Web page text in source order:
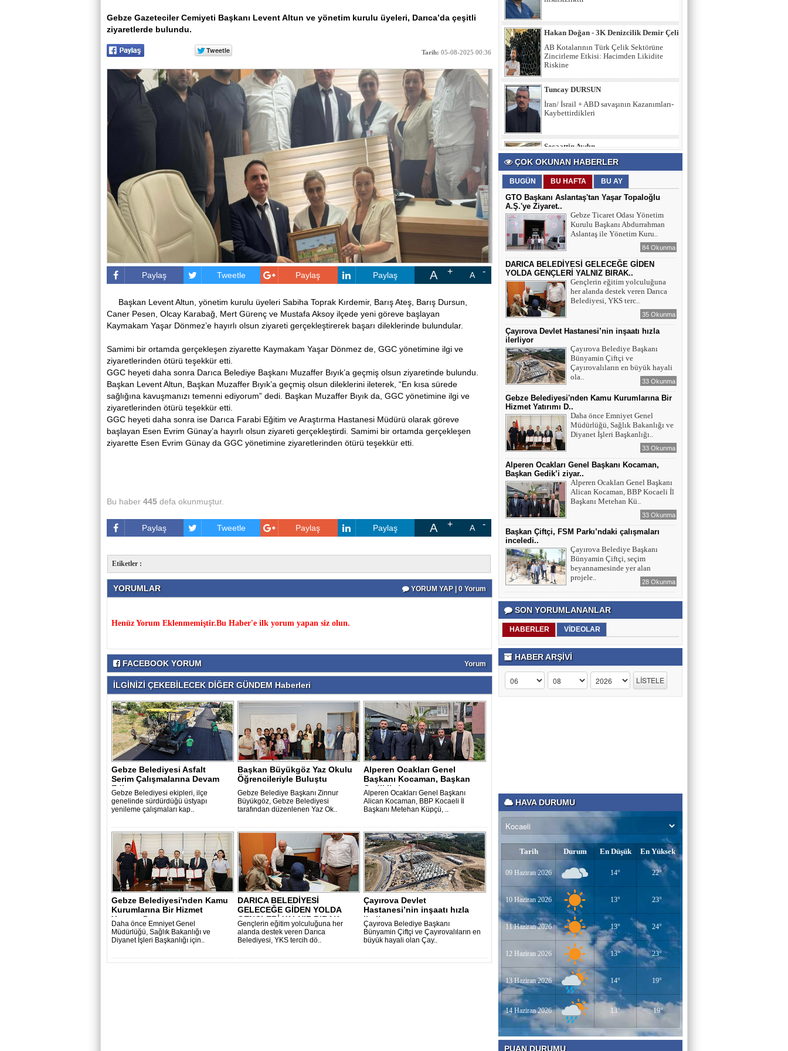
Gebze Gazeteciler Cemiyeti Başkanı Levent Altun ve yönetim kurulu üyeleri, Darıca’da çeşitli
ziyaretlerde bulundu.
Tarih: 05-08-2025 00:36
Paylaş Tweetle Paylaş Paylaş A A
Başkan Levent Altun, yönetim kurulu üyeleri Sabiha Toprak Kırdemir, Barış Ateş, Barış Dursun,
Caner Pesen, Olcay Karabağ, Mert Gürenç ve Mustafa Aksoy ilçede yeni göreve başlayan
Kaymakam Yaşar Dönmez’e hayırlı olsun ziyareti gerçekleştirerek başarı dileklerinde bulundular.
Samimi bir ortamda gerçekleşen ziyarette Kaymakam Yaşar Dönmez de, GGC yönetimine ilgi ve
ziyaretlerinden ötürü teşekkür etti.
GGC heyeti daha sonra Darıca Belediye Başkanı Muzaffer Bıyık’a geçmiş olsun ziyaretinde bulundu.
Başkan Levent Altun, Başkan Muzaffer Bıyık’a geçmiş olsun dileklerini ileterek, “En kısa sürede
sağlığına kavuşmanızı temenni ediyorum” dedi. Başkan Muzaffer Bıyık da, GGC yönetimine ilgi ve
ziyaretlerinden ötürü teşekkür etti.
GGC heyeti daha sonra ise Darıca Farabi Eğitim ve Araştırma Hastanesi Müdürü olarak göreve
başlayan Esen Evrim Günay’a hayırlı olsun ziyareti gerçekleştirdi. Samimi bir ortamda gerçekleşen
ziyarette Esen Evrim Günay da GGC yönetimine ziyaretlerinden ötürü teşekkür etti.
Bu haber 445 defa okunmuştur.
Paylaş Tweetle Paylaş Paylaş A A
Etiketler :
YORUMLAR YORUM YAP | 0 Yorum
Henüz Yorum Eklenmemiştir.Bu Haber'e ilk yorum yapan siz olun.
FACEBOOK YORUM Yorum
İLGİNİZİ ÇEKEBİLECEK DİĞER GÜNDEM Haberleri
Gebze Belediyesi Asfalt
Serim Çalışmalarına Devam
Ediyor
Gebze Belediyesi ekipleri, ilçe
genelinde sürdürdüğü üstyapı
yenileme çalışmaları kap..
Başkan Büyükgöz Yaz Okulu
Öğrencileriyle Buluştu
Gebze Belediye Başkanı Zinnur
Büyükgöz, Gebze Belediyesi
tarafından düzenlenen Yaz Ok..
Alperen Ocakları Genel
Başkanı Kocaman, Başkan
Gedik’i ziyar..
Alperen Ocakları Genel Başkanı
Alican Kocaman, BBP Kocaeli İl
Başkanı Metehan Küpçü, ..
Gebze Belediyesi'nden Kamu
Kurumlarına Bir Hizmet
Yatırımı D..
Daha önce Emniyet Genel
Müdürlüğü, Sağlık Bakanlığı ve
Diyanet İşleri Başkanlığı için..
DARICA BELEDİYESİ
GELECEĞE GİDEN YOLDA
GENÇLERİ YALNIZ BIRAK..
Gençlerin eğitim yolculuğuna her
alanda destek veren Darıca
Belediyesi, YKS tercih dö..
Çayırova Devlet
Hastanesi’nin inşaatı hızla
ilerliyor
Çayırova Belediye Başkanı
Bünyamin Çiftçi ve Çayırovalıların en
büyük hayali olan Çay..
Tuncay DURSUN
İran/ İsrail + ABD savaşının Kazanımları-
Kaybettirdikleri
Secaattin Aydın
Mahalle bakkalı…
Birlik, Karakter ve Emanet: Yarının
Türkiye’sini İnşa Etmek
İltifat NECEFLİ
Başkan Aslantaş’a "Hırsız" demek
insafsızlıktır
ÇOK OKUNAN HABERLER
BUGÜN BU HAFTA BU AY
GTO Başkanı Aslantaş'tan Yaşar Topaloğlu
A.Ş.'ye Ziyaret..
Gebze Ticaret Odası Yönetim
Kurulu Başkanı Abdurrahman
Aslantaş ile Yönetim Kuru..
84 Okunma
DARICA BELEDİYESİ GELECEĞE GİDEN
YOLDA GENÇLERİ YALNIZ BIRAK..
Gençlerin eğitim yolculuğuna
her alanda destek veren Darıca
Belediyesi, YKS terc..
35 Okunma
Çayırova Devlet Hastanesi’nin inşaatı hızla
ilerliyor
Çayırova Belediye Başkanı
Bünyamin Çiftçi ve
Çayırovalıların en büyük hayali
ola..
33 Okunma
Gebze Belediyesi'nden Kamu Kurumlarına Bir
Hizmet Yatırımı D..
Daha önce Emniyet Genel
Müdürlüğü, Sağlık Bakanlığı ve
Diyanet İşleri Başkanlığı..
33 Okunma
Alperen Ocakları Genel Başkanı Kocaman,
Başkan Gedik’i ziyar..
Alperen Ocakları Genel Başkanı
Alican Kocaman, BBP Kocaeli İl
Başkanı Metehan Kü..
33 Okunma
Başkan Çiftçi, FSM Parkı’ndaki çalışmaları
inceledi..
Çayırova Belediye Başkanı
Bünyamin Çiftçi, seçim
beyannamesinde yer alan
projele..
28 Okunma
SON YORUMLANANLAR
HABERLER VİDEOLAR
HABER ARŞİVİ
HAVA DURUMU
Tarih Durum En Düşük En Yüksek
09 Haziran 2026 14° 22°
10 Haziran 2026 13° 23°
11 Haziran 2026 13° 24°
12 Haziran 2026 13° 23°
13 Haziran 2026 14° 19°
14 Haziran 2026 13° 19°
PUAN DURUMU